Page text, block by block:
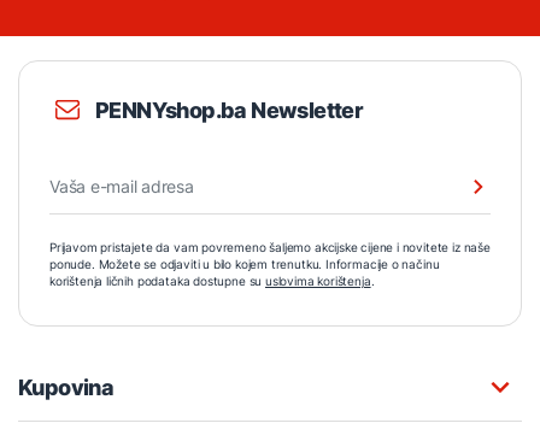
PENNYshop.ba Newsletter
Prijavom pristajete da vam povremeno šaljemo akcijske cijene i novitete iz naše
ponude. Možete se odjaviti u bilo kojem trenutku. Informacije o načinu
korištenja ličnih podataka dostupne su uslovima korištenja.
Kupovina